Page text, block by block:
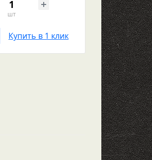
шт
Купить в 1 клик